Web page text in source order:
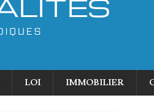
LOI IMMOBILIER